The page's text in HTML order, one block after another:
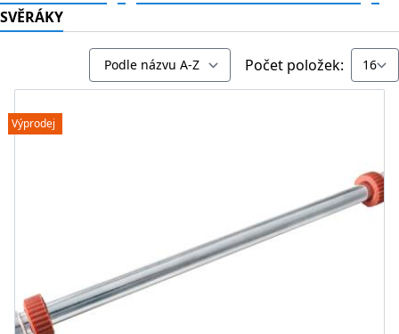
SVĚRÁKY
Počet položek:
Výprodej